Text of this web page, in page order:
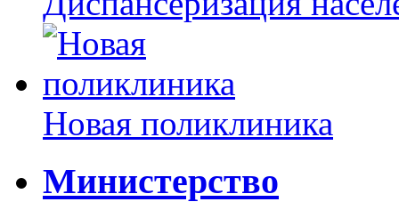
Новая поликлиника
Министерство